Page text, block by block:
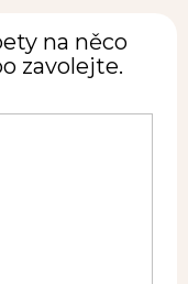
na něco
zavolejte.